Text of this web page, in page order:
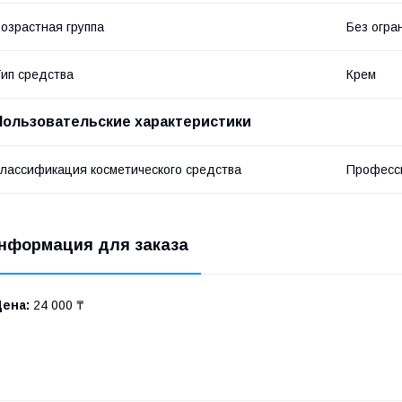
группа Без
средства Крем
характеристики
косметического средства
для заказа
24 000 ₸